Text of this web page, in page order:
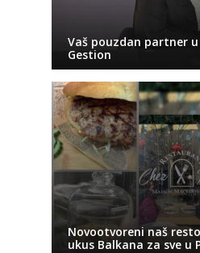
Vaš pouzdan partner u
Gestion
Novootvoreni naš
ukus Balkana za sve u